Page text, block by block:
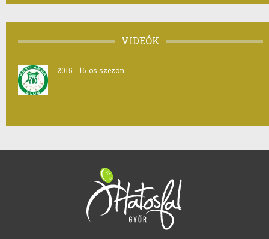
VIDEÓK
2015 - 16-os szezon